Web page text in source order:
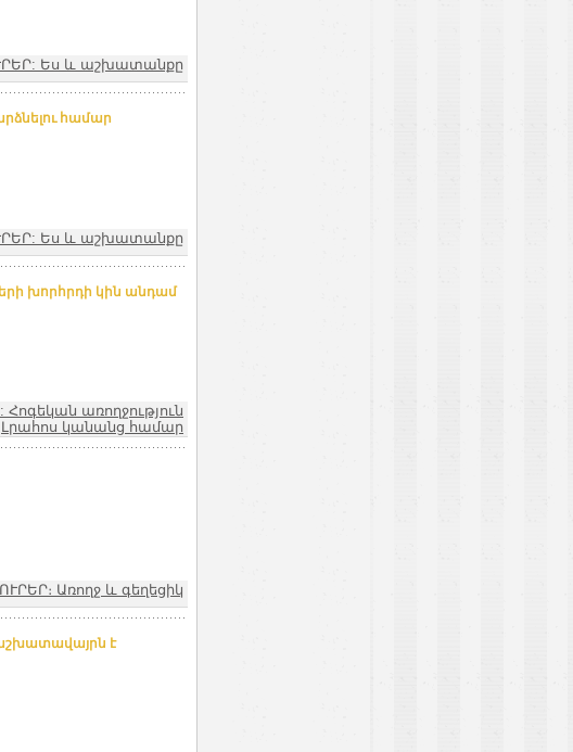
Ես և աշխատանքը
համար
Ես և աշխատանքը
խորհրդի կին անդամ
Հոգեկան առողջություն
Լրահոս կանանց համար
Առողջ և գեղեցիկ
է